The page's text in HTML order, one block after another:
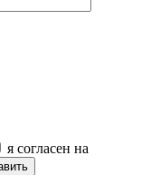
я согласен на